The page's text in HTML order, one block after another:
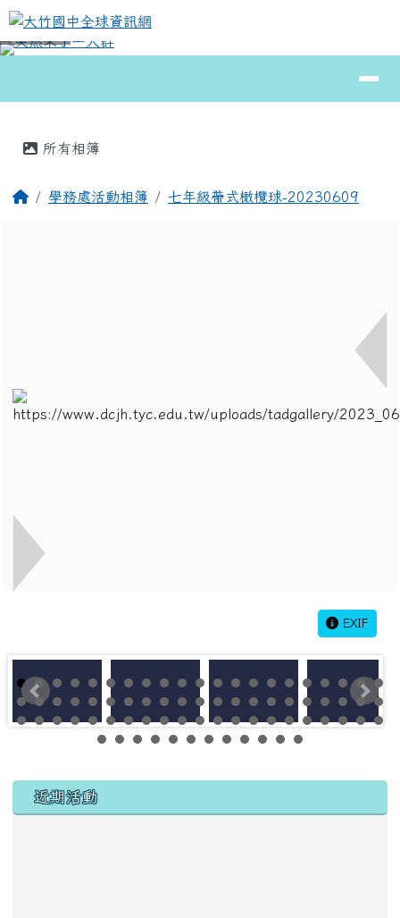
跳至主內容區
大竹國中全球資訊網
⏸
所有相簿
回首頁學務處活動相簿 七年級帶式橄欖球-20230609
EXIF
左邊區域內容
近期活動